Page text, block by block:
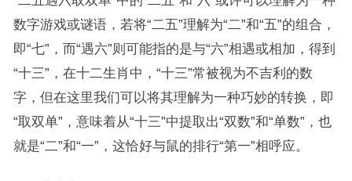
数字游戏或谜语，若将“二五”理解为“二”和“五”的组合，
即“七”，而“遇六”则可能指的是与“六”相遇或相加，得到
“十三”，在十二生肖中，“十三”常被视为不吉利的数
字，但在这里我们可以将其理解为一种巧妙的转换，即
“取双单”，意味着从“十三”中提取出“双数”和“单数”，也
就是“二”和“一”，这恰好与鼠的排行“第一”相呼应。